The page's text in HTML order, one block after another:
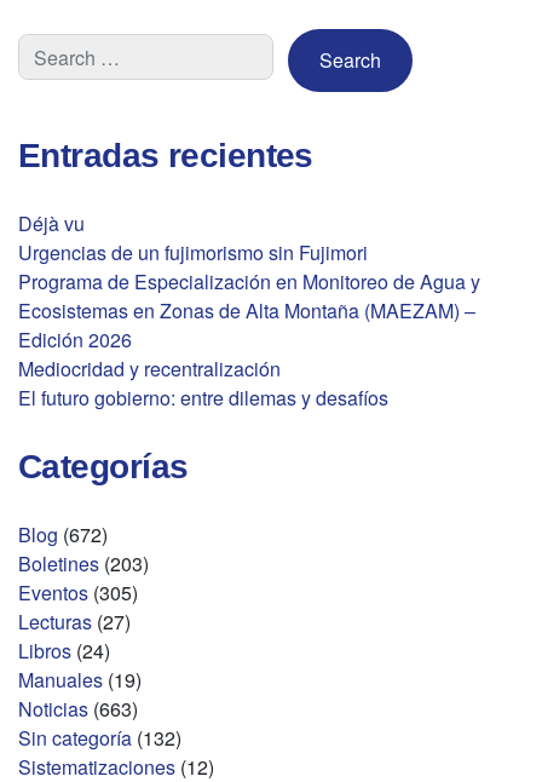
Entradas recientes
Déjà vu
Urgencias de un fujimorismo sin Fujimori
Programa de Especialización en Monitoreo de Agua y
Ecosistemas en Zonas de Alta Montaña (MAEZAM) –
Edición 2026
Mediocridad y recentralización
El futuro gobierno: entre dilemas y desafíos
Categorías
Blog (672)
Boletines (203)
Eventos (305)
Lecturas (27)
Libros (24)
Manuales (19)
Noticias (663)
Sin categoría (132)
Sistematizaciones (12)